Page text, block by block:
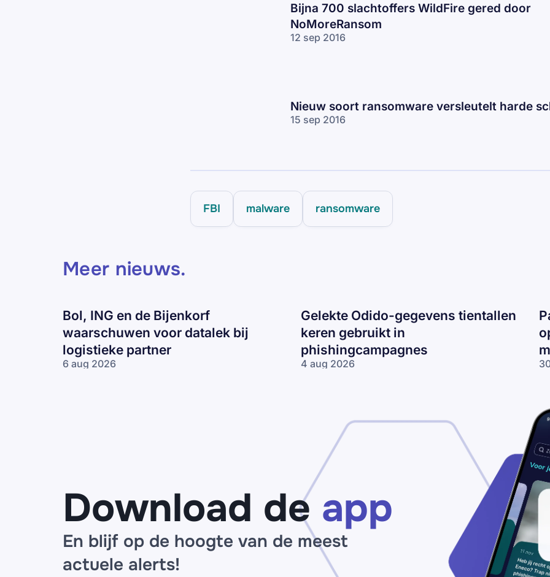
Bijna 700 slachtoffers WildFire gered door
NoMoreRansom
12 sep 2016
Nieuw soort ransomware versleutelt harde
15 sep 2016
FBI malware ransomware
Meer nieuws.
Bol, ING en de Bijenkorf
waarschuwen voor datalek bij
logistieke partner
6 aug 2026
Gelekte Odido-gegevens tientallen
keren gebruikt in
phishingcampagnes
4 aug 2026
Download de app
En blijf op de hoogte van de meest
actuele alerts!